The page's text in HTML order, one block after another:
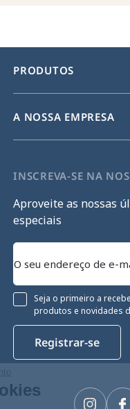
Gestão de
PRODUTOS
A NOSSA EMPRESA
INSCREVA-SE NA
Aproveite as nossas
especiais
Seja o primeiro a
produtos e novidades
Registrar-se